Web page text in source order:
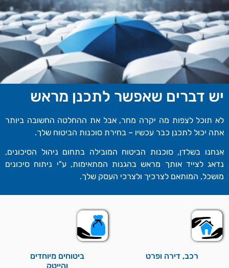
יש דברים שאפשר לתכנן מראש
לא תוכל לצפות מה יקרה מחר, אבל את ההחלטה החשובה ביותר
אתה יכול לתכנן כבר עכשיו – בחירת סוכנות הביטוח שלך.
אנחנו בשלדן, סוכנות הביטוח המובילה בתחום ניהול הסיכונים,
נדאג לצייד אותך מראש בהגנות המתאימות, ע"י ניתוח סיכונים
מושכל, המותאם לצרכיך ולצרכי העסק שלך.
רכב, דירה ופרט
ביטוחים מיוחדים
והייטק